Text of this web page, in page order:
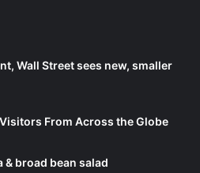
Wall Street sees new, smaller
From Across the Globe
broad bean salad